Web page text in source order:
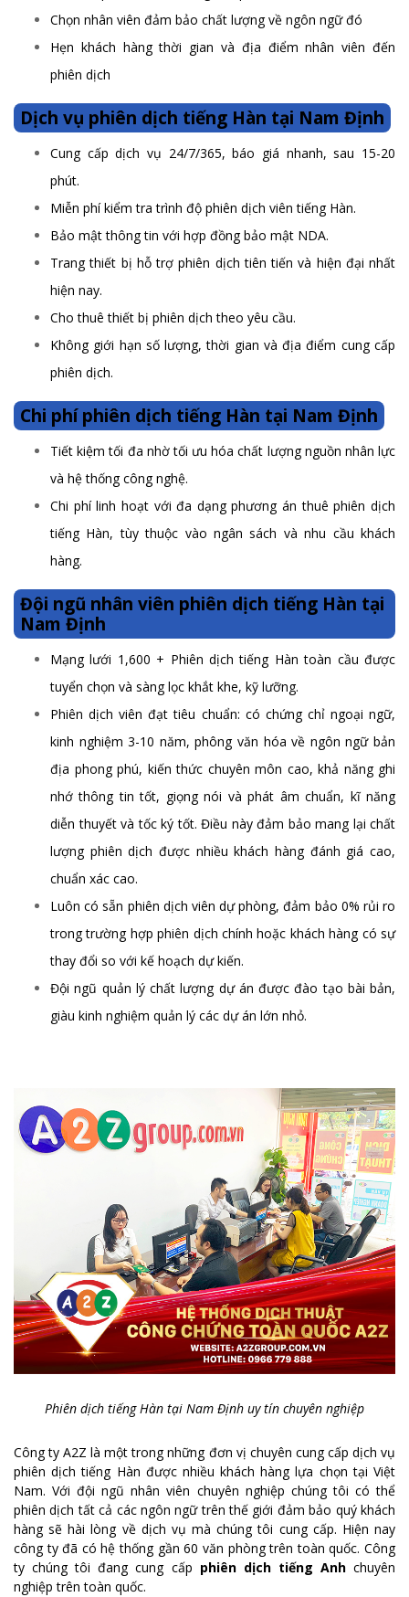
Chọn nhân viên đảm bảo chất lượng về ngôn ngữ đó
Hẹn khách hàng thời gian và địa điểm nhân viên đến
phiên dịch
Dịch vụ phiên dịch tiếng Hàn tại Nam Định
Cung cấp dịch vụ 24/7/365, báo giá nhanh, sau 15-20
phút.
Miễn phí kiểm tra trình độ phiên dịch viên tiếng Hàn.
Bảo mật thông tin với hợp đồng bảo mật NDA.
Trang thiết bị hỗ trợ phiên dịch tiên tiến và hiện đại nhất
hiện nay.
Cho thuê thiết bị phiên dịch theo yêu cầu.
Không giới hạn số lượng, thời gian và địa điểm cung cấp
phiên dịch.
Chi phí phiên dịch tiếng Hàn tại Nam Định
Tiết kiệm tối đa nhờ tối ưu hóa chất lượng nguồn nhân lực
và hệ thống công nghệ.
Chi phí linh hoạt với đa dạng phương án thuê phiên dịch
tiếng Hàn, tùy thuộc vào ngân sách và nhu cầu khách
hàng.
Đội ngũ nhân viên phiên dịch tiếng Hàn tại
Nam Định
Mạng lưới 1,600 + Phiên dịch tiếng Hàn toàn cầu được
tuyển chọn và sàng lọc khắt khe, kỹ lưỡng.
Phiên dịch viên đạt tiêu chuẩn: có chứng chỉ ngoại ngữ,
kinh nghiệm 3-10 năm, phông văn hóa về ngôn ngữ bản
địa phong phú, kiến thức chuyên môn cao, khả năng ghi
nhớ thông tin tốt, giọng nói và phát âm chuẩn, kĩ năng
diễn thuyết và tốc ký tốt. Điều này đảm bảo mang lại chất
lượng phiên dịch được nhiều khách hàng đánh giá cao,
chuẩn xác cao.
Luôn có sẵn phiên dịch viên dự phòng, đảm bảo 0% rủi ro
trong trường hợp phiên dịch chính hoặc khách hàng có sự
thay đổi so với kế hoạch dự kiến.
Đội ngũ quản lý chất lượng dự án được đào tạo bài bản,
giàu kinh nghiệm quản lý các dự án lớn nhỏ.
Phiên dịch tiếng Hàn tại Nam Định uy tín chuyên nghiệp
Công ty A2Z là một trong những đơn vị chuyên cung cấp dịch vụ
phiên dịch tiếng Hàn được nhiều khách hàng lựa chọn tại Việt
Nam. Với đội ngũ nhân viên chuyên nghiệp chúng tôi có thể
phiên dịch tất cả các ngôn ngữ trên thế giới đảm bảo quý khách
hàng sẽ hài lòng về dịch vụ mà chúng tôi cung cấp. Hiện nay
công ty đã có hệ thống gần 60 văn phòng trên toàn quốc. Công
ty chúng tôi đang cung cấp phiên dịch tiếng Anhchuyên
nghiệp trên toàn quốc.